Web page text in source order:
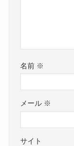
名前 ※
メール ※
サイト